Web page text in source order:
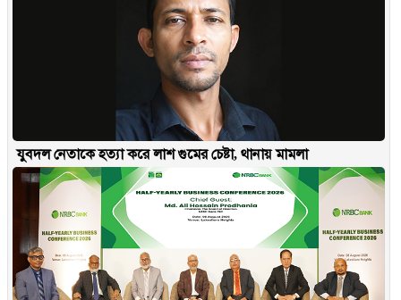
যুবদল নেতাকে হত্যা করে লাশ গুমের চেষ্টা, থানায় মামলা